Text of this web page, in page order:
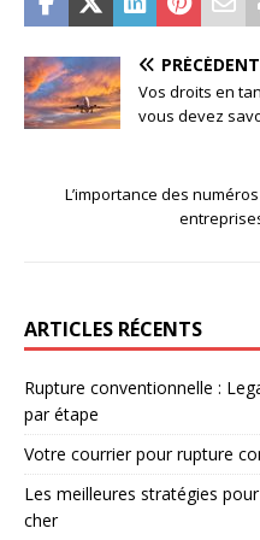
PRÉCÉDENT
Vos droits en
vous devez
L’importance des
ARTICLES RÉCENTS
Rupture conventionnelle :
par étape
Votre courrier pour rupture
Les meilleures stratégies
cher